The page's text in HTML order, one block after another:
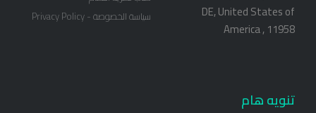
DE, United States of
America , 11958
سياسة الخصوصة - Privacy Policy
تنويه هام